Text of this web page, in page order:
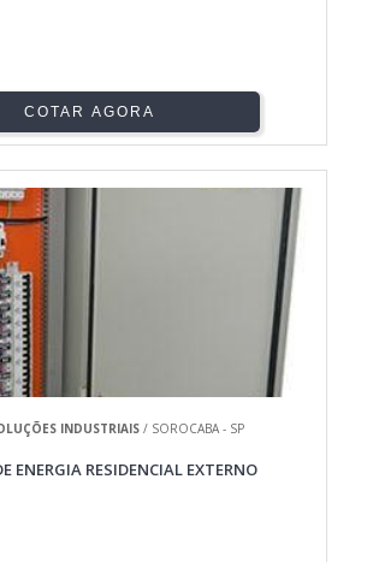
COTAR AGORA
INDUSTRIAIS/ SOROCABA - SP
ENERGIA RESIDENCIAL EXTERNO